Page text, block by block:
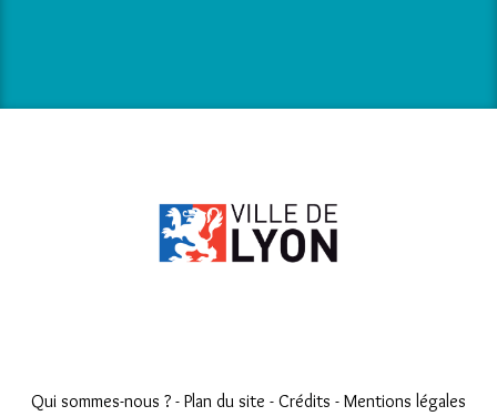
Qui sommes-nous ? - Plan du site - Crédits - Mentions légales